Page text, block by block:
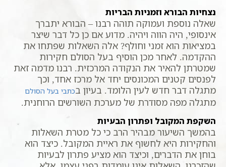
נצחיות הבורא וזמניות הבריות
שאלה נוספת ועמוקה תוהה רבנו – הבורא יתברך
אינסופי, היה הווה ויהיה. מדוע אם כן כל דבר שיצר
במציאות הוא זמני וחולף? אלה השאלות שפתחו את
ההקדמה. לאחר מכן הוסיף בעל הסולם חקירות
שמטרתן להאיר את הנקודה המרכזית. רבנו מדמה זאת
לפנסים קטנים המכונסים יחד אל מרכז אחד, וכך
מתגלה דבר חדש לעין הלומד. בעיון בכתבי בעל הסולם
מתגלה מפה מסודרת של מערכת השורשים הרוחנית.
השקפת המקובל ופתרון הבעיות
בהמשך השיעור מבהיר הרב כי כל מטרת השאלות
והחקירות היא לחשוף את ראיית המקובל. כיצד הוא
בוחן את הדברים, וכיצד הוא מציע פתרון לבעיות